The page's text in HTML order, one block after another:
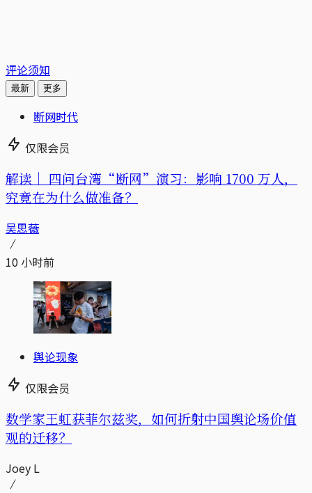
评论须知
最新 更多
断网时代
仅限会员
解读｜ 四问台湾“断网”演习：影响 1700 万人，
究竟在为什么做准备？
吴思薇
10 小时前
舆论现象
仅限会员
数学家王虹获菲尔兹奖，如何折射中国舆论场价值
观的迁移？
Joey L